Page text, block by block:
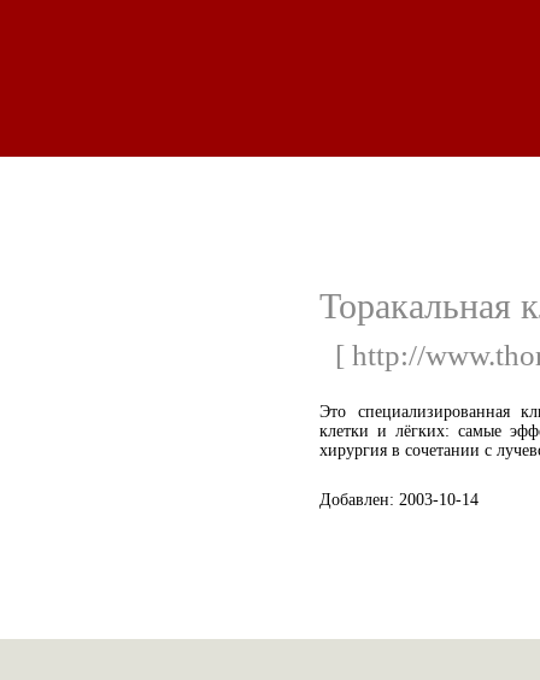
Торакальная
[ http://
Это специализированная
клетки и лёгких: самые
хирургия в сочетании с
Добавлен: 2003-10-14